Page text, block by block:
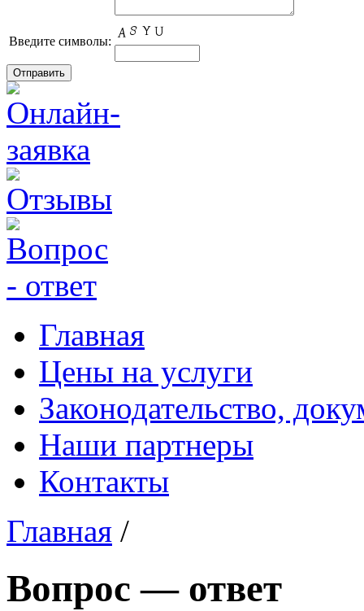
Введите символы:
Главная
Цены на услуги
Законодательство,
Наши партнеры
Контакты
Главная /
Вопрос — ответ